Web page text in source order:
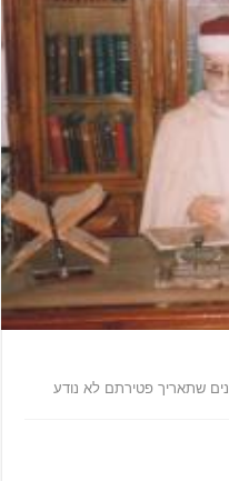
שתאריך פטירתם לא נודע